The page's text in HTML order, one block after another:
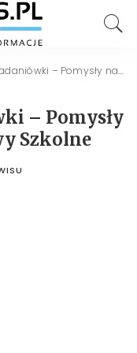
Pomysły na Smaczne Przerwy Szkolne
– Pomysły
Szkolne